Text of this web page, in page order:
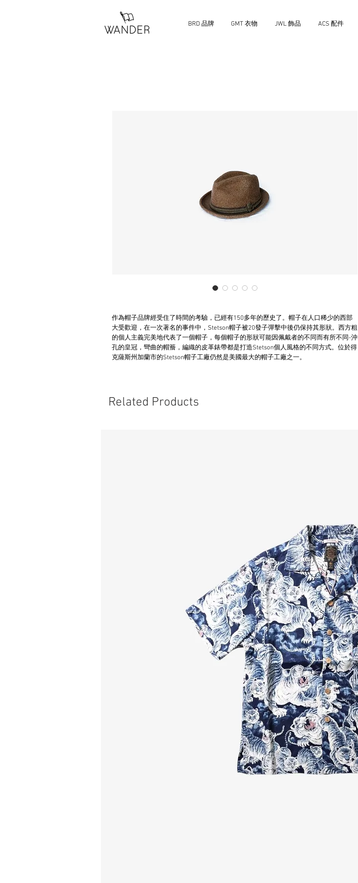
BRD 品牌 GMT 衣物 JWL 飾品 ACS 配件
作為帽子品牌經受住了時間的考驗，已經有150多年的歷史了。帽子在人口稀少的西部
大受歡迎，在一次著名的事件中，Stetson帽子被20發子彈擊中後仍保持其形狀。西方粗
的個人主義完美地代表了一個帽子，每個帽子的形狀可能因佩戴者的不同而有所不同-沖
孔的皇冠，彎曲的帽簷，編織的皮革錶帶都是打造Stetson個人風格的不同方式。位於得
克薩斯州加蘭市的Stetson帽子工廠仍然是美國最大的帽子工廠之一。
Related Products